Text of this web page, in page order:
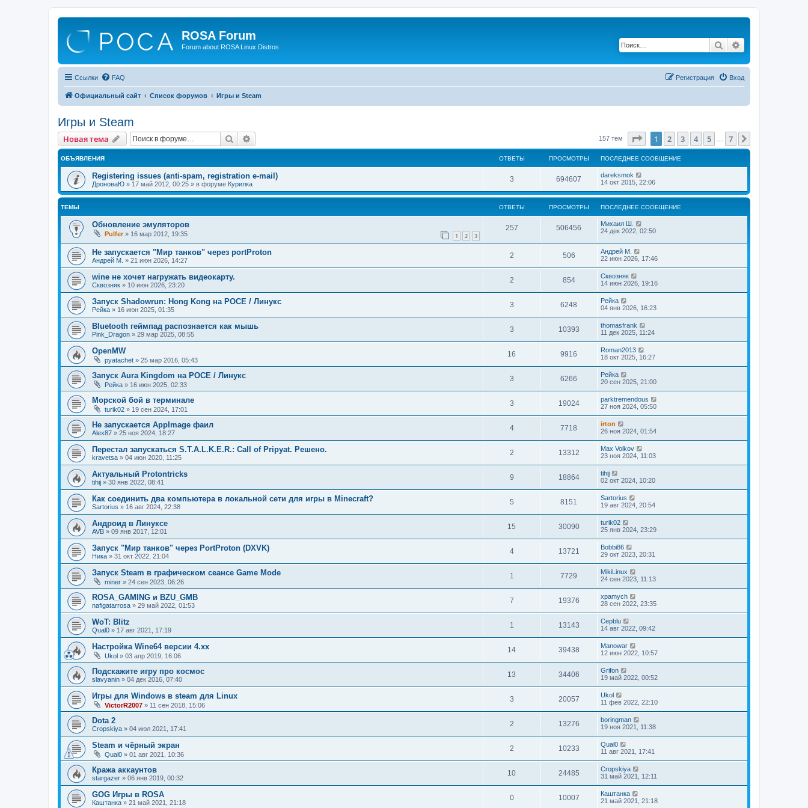
ROSA Forum
Forum about ROSA Linux Distros Поиск
Ссылки FAQ Вход
Регистрация
Официальный сайт Список форумов Игры и Steam
Игры и Steam
Новая тема Поиск 157 тем Страница1 из
1 2 3 4 5 7
ОБЪЯВЛЕНИЯ ОТВЕТЫ ПРОСМОТРЫ ПОСЛЕДНЕЕ СООБЩЕНИЕ
Registering issues (anti-spam, registration e-mail)
ДроноваЮ » 17 май 2012, 00:25 » в форуме Курилка
3 694607
dareksmok
14 окт 2015, 22:06
ТЕМЫ ОТВЕТЫ ПРОСМОТРЫ ПОСЛЕДНЕЕ СООБЩЕНИЕ
Обновление эмуляторов
Pulfer» 16 мар 2012, 19:35 1 2 3
257 506456
Михаил Ш.
24 дек 2022, 02:50
Не запускается "Мир танков" через portProton
Андрей М. » 21 июн 2026, 14:27
2 506
Андрей М.
22 июн 2026, 17:46
wine не хочет нагружать видеокарту.
Сквозняк » 10 июн 2026, 23:20
2 854
Сквозняк
14 июн 2026, 19:16
Запуск Shadowrun: Hong Kong на РОСЕ / Линукс
Рейка » 16 июн 2025, 01:35
3 6248
Рейка
04 янв 2026, 16:23
Bluetooth геймпад распознается как мышь
Pink_Dragon » 29 мар 2025, 08:55
3 10393
thomasfrank
11 дек 2025, 11:24
OpenMW
pyatachet » 25 мар 2016, 05:43
16 9916
Roman2013
18 окт 2025, 16:27
Запуск Aura Kingdom на РОСЕ / Линукс
Рейка » 16 июн 2025, 02:33
3 6266
Рейка
20 сен 2025, 21:00
Морской бой в терминале
turik02 » 19 сен 2024, 17:01
3 19024
parktremendous
27 ноя 2024, 05:50
Не запускается AppImage фаил
Alex87 » 25 ноя 2024, 18:27
4 7718
irton
26 ноя 2024, 01:54
Перестал запускаться S.T.A.L.K.E.R.: Call of Pripyat. Решено.
kravetsa » 04 июн 2020, 11:25
2 13312
Max Volkov
23 ноя 2024, 11:03
Актуальный Protontricks
tihij » 30 янв 2022, 08:41
9 18864
tihij
02 окт 2024, 10:20
Как соединить два компьютера в локальной сети для игры в Minecraft?
Sartorius » 16 авг 2024, 22:38
5 8151
Sartorius
19 авг 2024, 20:54
Андроид в Линуксе
AVB » 09 янв 2017, 12:01
15 30090
turik02
25 янв 2024, 23:29
Запуск "Мир танков" через PortProton (DXVK)
Ника » 31 окт 2022, 21:04
4 13721
Bobbi86
29 окт 2023, 20:31
Запуск Steam в графическом сеансе Game Mode
miner » 24 сен 2023, 06:26
1 7729
MikiLinux
24 сен 2023, 11:13
ROSA_GAMING и BZU_GMB
nafigatarrosa » 29 май 2022, 01:53
7 19376
xpamych
28 сен 2022, 23:35
WoT: Blitz
Qual0 » 17 авг 2021, 17:19
1 13143
Cepblu
14 авг 2022, 09:42
Настройка Wine64 версии 4.xx
Ukol » 03 апр 2019, 16:06
14 39438
Manowar
12 июн 2022, 10:57
Подскажите игру про космос
slavyanin » 04 дек 2016, 07:40
13 34406
Grifon
19 май 2022, 00:52
Игры для Windows в steam для Linux
VictorR2007 » 11 сен 2018, 15:06
3 20057
Ukol
11 фев 2022, 22:10
Dota 2
Cropskiya » 04 июл 2021, 17:41
2 13276
boringman
19 ноя 2021, 11:38
Steam и чёрный экран
Qual0 » 01 авг 2021, 10:36
2 10233
Qual0
11 авг 2021, 17:41
Кража аккаунтов
stargazer » 06 янв 2019, 00:32
10 24485
Cropskiya
31 май 2021, 12:11
GOG Игры в ROSA
Каштанка » 21 май 2021, 21:18
0 10007
Каштанка
21 май 2021, 21:18